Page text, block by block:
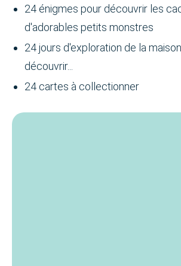
24 énigmes pour découvrir les
d'adorables petits monstres
24 jours d'exploration de la
découvrir...
24 cartes à collectionner